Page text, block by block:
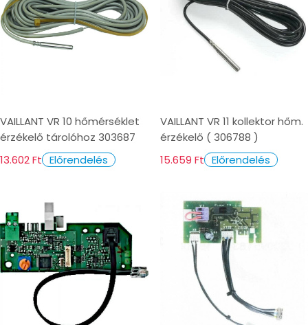
VAILLANT VR 10 hőmérséklet
érzékelő tárolóhoz 303687
13.602 Ft Előrendelés
VAILLANT VR 11 kollektor hőm.
érzékelő ( 306788 )
15.659 Ft Előrendelés